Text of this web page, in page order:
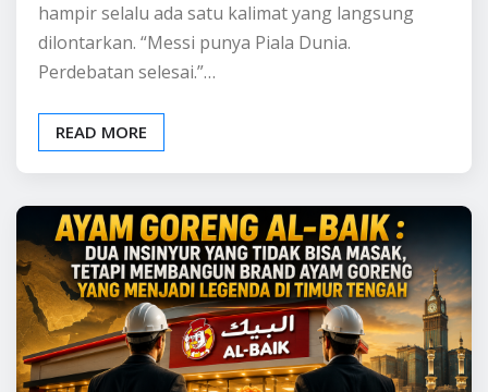
BELAJAR BISNIS INFO BISNIS
Ayam Goreng Al-Baik:
Dua Insinyur yang Tidak